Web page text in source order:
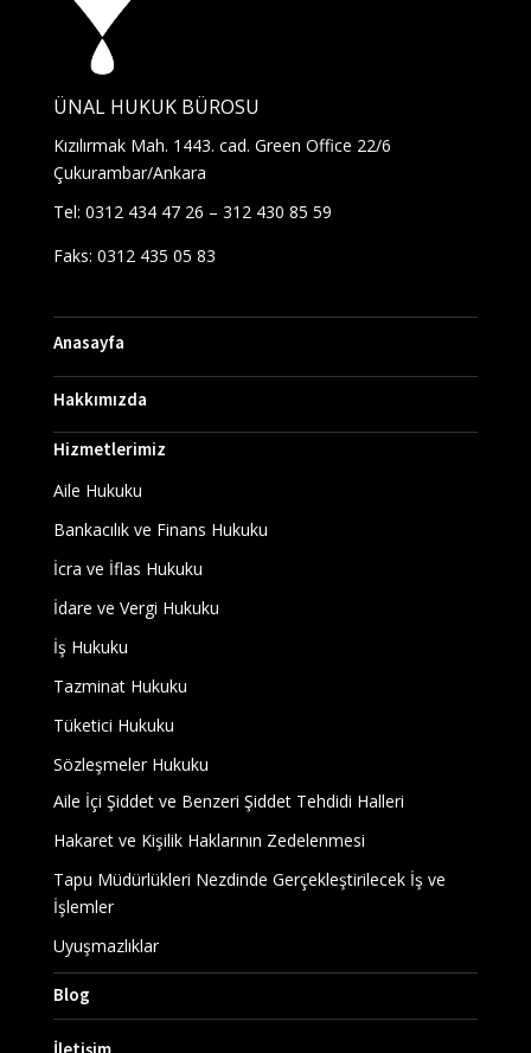
ÜNAL HUKUK BÜROSU
Kızılırmak Mah. 1443. cad. Green Office 22/6
Çukurambar/Ankara
Tel: 0312 434 47 26 – 312 430 85 59
Faks: 0312 435 05 83
Anasayfa
Hakkımızda
Hizmetlerimiz
Aile Hukuku
Bankacılık ve Finans Hukuku
İcra ve İflas Hukuku
İdare ve Vergi Hukuku
İş Hukuku
Tazminat Hukuku
Tüketici Hukuku
Sözleşmeler Hukuku
Aile İçi Şiddet ve Benzeri Şiddet Tehdidi Halleri
Hakaret ve Kişilik Haklarının Zedelenmesi
Tapu Müdürlükleri Nezdinde Gerçekleştirilecek İş ve
İşlemler
Uyuşmazlıklar
Blog
İletişim